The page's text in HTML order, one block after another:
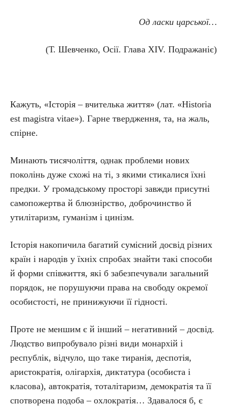
Од ласки царської…
(Т. Шевченко, Осії. Глава XIV. Подражаніє)
Кажуть, «Історія – вчителька життя» (лат. «Historia
est magistra vitae»). Гарне твердження, та, на жаль,
спірне.
Минають тисячоліття, однак проблеми нових
поколінь дуже схожі на ті, з якими стикалися їхні
предки. У громадському просторі завжди присутні
самопожертва й блюзнірство, доброчинство й
утилітаризм, гуманізм і цинізм.
Історія накопичила багатий сумісний досвід різних
країн і народів у їхніх спробах знайти такі способи
й форми співжиття, які б забезпечували загальний
порядок, не порушуючи права на свободу окремої
особистості, не принижуючи її гідності.
Проте не меншим є й інший – негативний – досвід.
Людство випробувало різні види монархій і
республік, відчуло, що таке тиранія, деспотія,
аристократія, олігархія, диктатура (особиста і
класова), автократія, тоталітаризм, демократія та її
спотворена подоба – охлократія… Здавалося б, є